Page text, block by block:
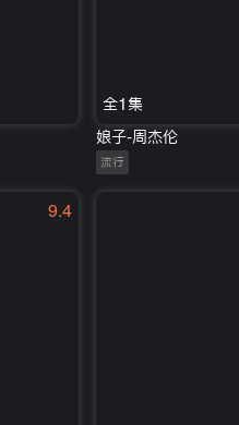
全1集
娘子-周杰伦
流行
9.4